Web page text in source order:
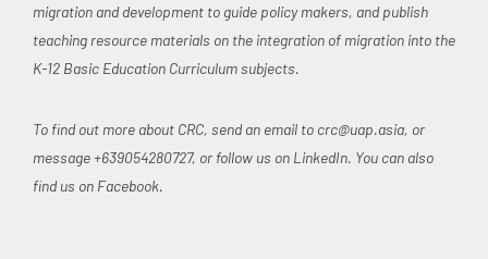
migration and development to guide policy makers, and publish
teaching resource materials on the integration of migration into the
K-12 Basic Education Curriculum subjects.
To find out more about CRC, send an email to crc@uap.asia, or
message +639054280727, or follow us on LinkedIn. You can also
find us on Facebook.